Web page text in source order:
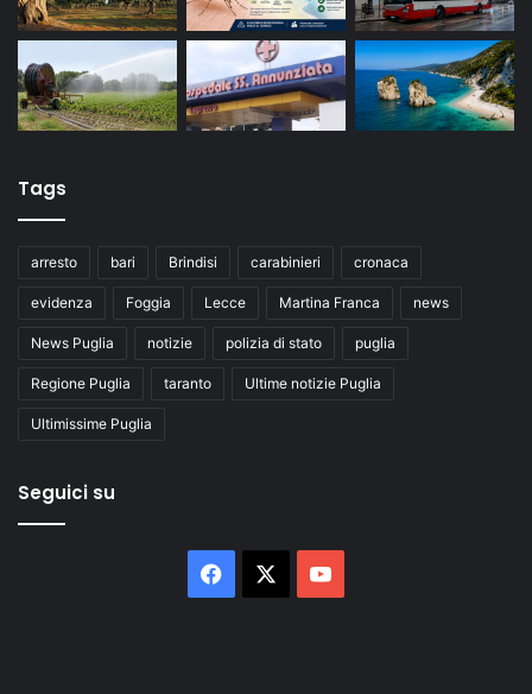
Tags
arresto bari Brindisi carabinieri cronaca
evidenza Foggia Lecce Martina Franca news
News Puglia notizie polizia di stato puglia
Regione Puglia taranto Ultime notizie Puglia
Ultimissime Puglia
Seguici su
Facebook